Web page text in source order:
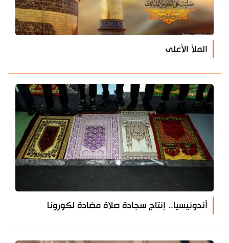
الملأ الأعلى
أندونيسيا.. إنتاج سجادة صلاة مضادة لكورونا